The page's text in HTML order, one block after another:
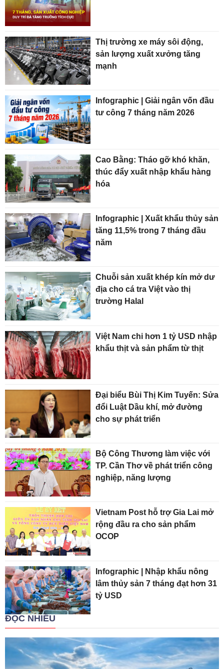
Thị trường xe máy sôi động,
sản lượng xuất xưởng tăng
mạnh
Infographic | Giải ngân vốn đầu
tư công 7 tháng năm 2026
Cao Bằng: Tháo gỡ khó khăn,
thúc đẩy xuất nhập khẩu hàng
hóa
Infographic | Xuất khẩu thủy sản
tăng 11,5% trong 7 tháng đầu
năm
Chuỗi sản xuất khép kín mở dư
địa cho cá tra Việt vào thị
trường Halal
Việt Nam chi hơn 1 tỷ USD nhập
khẩu thịt và sản phẩm từ thịt
Đại biểu Bùi Thị Kim Tuyến: Sửa
đổi Luật Dầu khí, mở đường
cho sự phát triển
Bộ Công Thương làm việc với
TP. Cần Thơ về phát triển công
nghiệp, năng lượng
Vietnam Post hỗ trợ Gia Lai mở
rộng đầu ra cho sản phẩm
OCOP
Infographic | Nhập khẩu nông
lâm thủy sản 7 tháng đạt hơn 31
tỷ USD
ĐỌC NHIỀU